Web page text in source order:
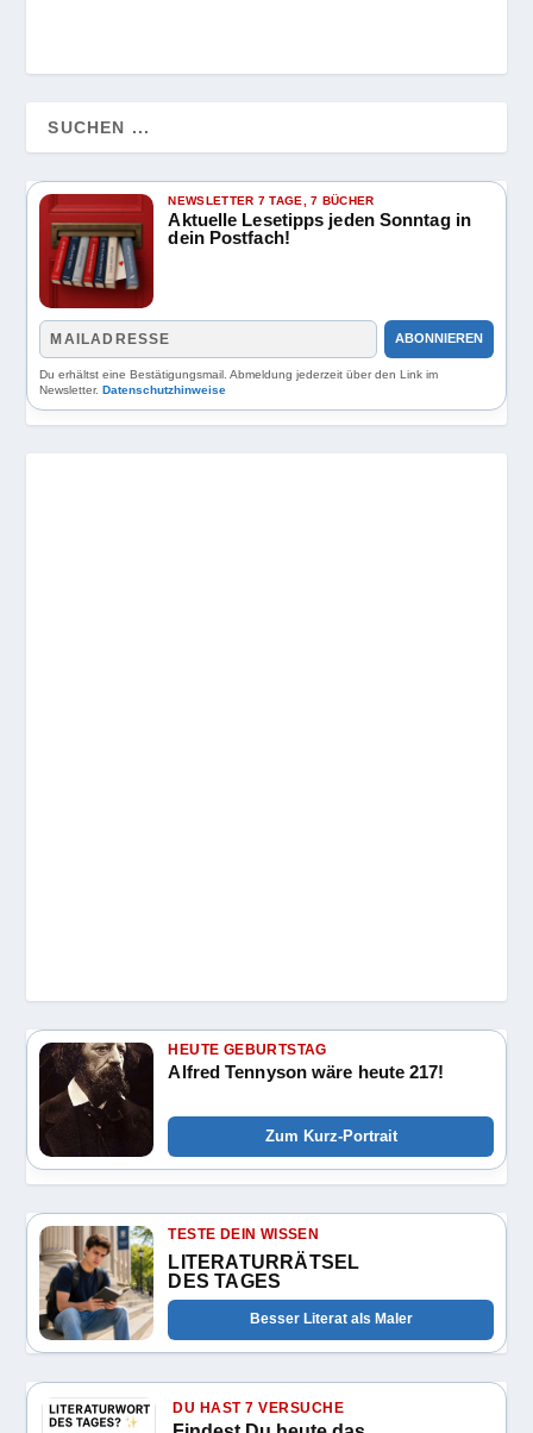
NEWSLETTER 7 TAGE, 7 BÜCHER
Aktuelle Lesetipps jeden Sonntag in
dein Postfach!
ABONNIEREN
Du erhältst eine Bestätigungsmail. Abmeldung jederzeit über den Link im
Newsletter.Datenschutzhinweise
HEUTE GEBURTSTAG
Alfred Tennyson wäre heute 217!
Zum Kurz-Portrait
TESTE DEIN WISSEN
LITERATURRÄTSEL
DES TAGES
Besser Literat als Maler
DU HAST 7 VERSUCHE